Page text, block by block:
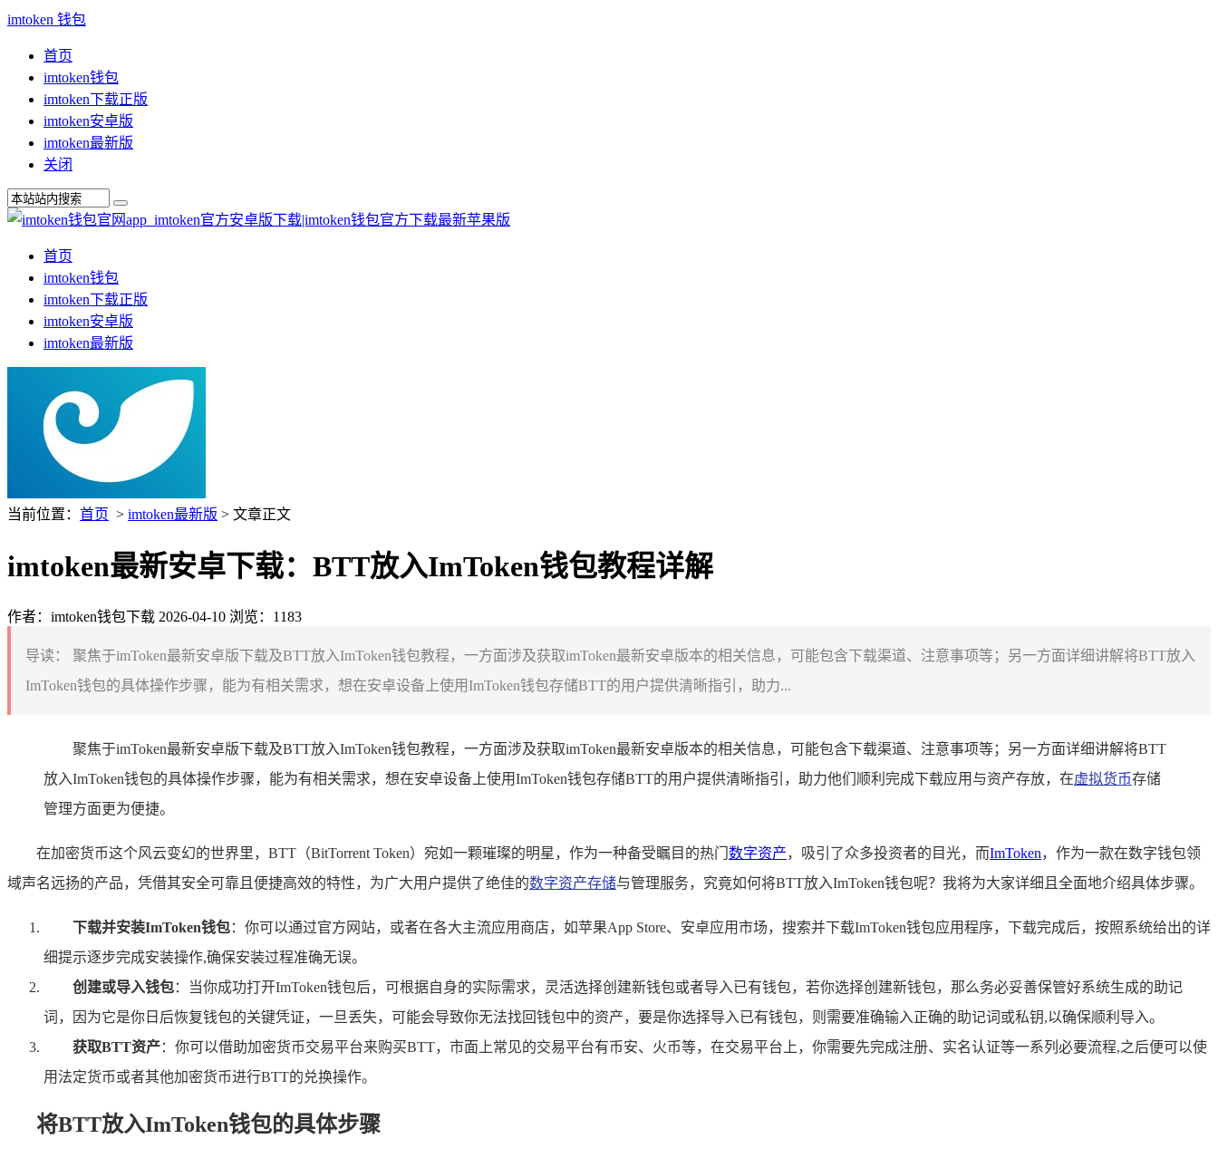
imtoken 钱包
首页
imtoken钱包
imtoken下载正版
imtoken安卓版
imtoken最新版
关闭
首页
imtoken钱包
imtoken下载正版
imtoken安卓版
imtoken最新版
当前位置： 首页 > imtoken最新版 > 文章正文
imtoken最新安卓下载：BTT放入ImToken钱包教程详解
作者：imtoken钱包下载 2026-04-10 浏览：1183
导读：
聚焦于imToken最新安卓版下载及BTT放入ImToken钱包教程，一方面涉及获取imToken最新安卓版本的相关信息，可能包含下载渠道、注意事项等；另一方面详细讲解将BTT放入
ImToken钱包的具体操作步骤，能为有相关需求，想在安卓设备上使用ImToken钱包存储BTT的用户提供清晰指引，助力...
聚焦于imToken最新安卓版下载及BTT放入ImToken钱包教程，一方面涉及获取imToken最新安卓版本的相关信息，可能包含下载渠道、注意事项等；另一方面详细讲解将BTT
放入ImToken钱包的具体操作步骤，能为有相关需求，想在安卓设备上使用ImToken钱包存储BTT的用户提供清晰指引，助力他们顺利完成下载应用与资产存放，在虚拟货币存储
管理方面更为便捷。
在加密货币这个风云变幻的世界里，BTT（BitTorrent Token）宛如一颗璀璨的明星，作为一种备受瞩目的热门 数字资产，吸引了众多投资者的目光，而ImToken，作为一款在数字钱包领
域声名远扬的产品，凭借其安全可靠且便捷高效的特性，为广大用户提供了绝佳的数字资产存储与管理服务，究竟如何将BTT放入ImToken钱包呢？我将为大家详细且全面地介绍具体步骤。
下载并安装ImToken钱包：你可以通过官方网站，或者在各大主流应用商店，如苹果App Store、安卓应用市场，搜索并下载ImToken钱包应用程序，下载完成后，按照系统给出的详
细提示逐步完成安装操作,确保安装过程准确无误。
创建或导入钱包：当你成功打开ImToken钱包后，可根据自身的实际需求，灵活选择创建新钱包或者导入已有钱包，若你选择创建新钱包，那么务必妥善保管好系统生成的助记
词，因为它是你日后恢复钱包的关键凭证，一旦丢失，可能会导致你无法找回钱包中的资产，要是你选择导入已有钱包，则需要准确输入正确的助记词或私钥,以确保顺利导入。
获取BTT资产：你可以借助加密货币交易平台来购买BTT，市面上常见的交易平台有币安、火币等，在交易平台上，你需要先完成注册、实名认证等一系列必要流程,之后便可以使
用法定货币或者其他加密货币进行BTT的兑换操作。
将BTT放入ImToken钱包的具体步骤